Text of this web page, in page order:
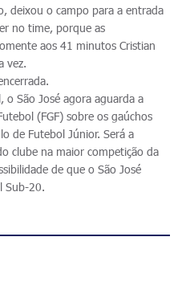
deixou o campo para a entrada
no time, porque as
aos 41 minutos Cristian
vez.
São José agora aguarda a
(FGF) sobre os gaúchos
de Futebol Júnior. Será a
clube na maior competição da
de que o São José
Sub-20.